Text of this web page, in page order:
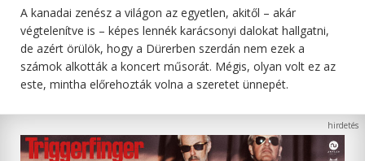
A kanadai zenész a világon az egyetlen, akitől – akár
végtelenítve is – képes lennék karácsonyi dalokat hallgatni,
de azért örülök, hogy a Dürerben szerdán nem ezek a
számok alkották a koncert műsorát. Mégis, olyan volt ez az
este, mintha előrehozták volna a szeretet ünnepét.